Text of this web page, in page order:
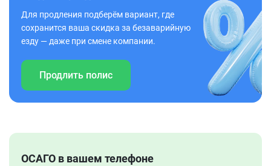
Для продления подберём вариант, где
сохранится ваша скидка за безаварийную
езду — даже при смене компании.
Продлить полис
ОСАГО в вашем телефоне